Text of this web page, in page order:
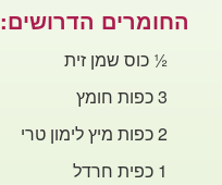
החומרים הדרושים:
½ כוס שמן זית
3 כפות
חומץ
2 כפות מיץ לימון טרי
1 כפית חרדל